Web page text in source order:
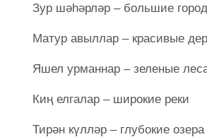
Зур шәһәрләр – большие
Матур авыллар – красивые
Яшел урманнар – зеленые
Киң елгалар – широкие реки
Тирән күлләр – глубокие озера